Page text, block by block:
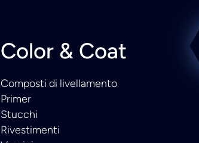
Color & Coat
Composti di livellamento
Primer
Stucchi
Rivestimenti